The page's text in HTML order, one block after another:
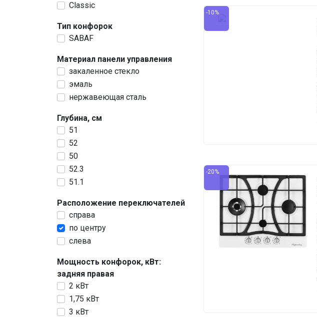
Classic
Тип конфорок
SABAF
Материал панели управления
закаленное стекло
эмаль
нержавеющая сталь
Глубина, см
51
52
50
52.3
51.1
Расположение переключателей
справа
по центру
слева
Мощность конфорок, кВт:
задняя правая
2 кВт
1,75 кВт
3 кВт
-10%
-20%